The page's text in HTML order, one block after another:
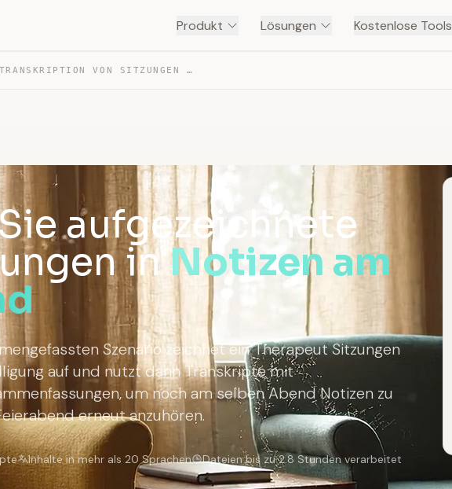
Produkt Lösungen Kostenlose Tools
THERAPEUT — TRANSKRIPTION VON SITZUNGEN UND SUPERVISION
aufgezeichnete
inNotizen am
Szenario zeichnet ein Therapeut Sitzungen
auf und nutzt dann Transkripte mit
um noch am selben Abend Notizen zu
erneut anzuhören.
Inhalte in mehr als 20 Sprachen Dateien bis zu 2.8 Stunden verarbeitet